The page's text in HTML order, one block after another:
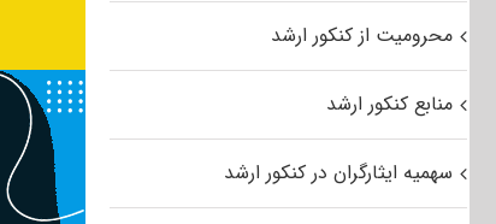
محرومیت از کنکور ارشد
منابع کنکور ارشد
سهمیه ایثارگران در کنکور ارشد